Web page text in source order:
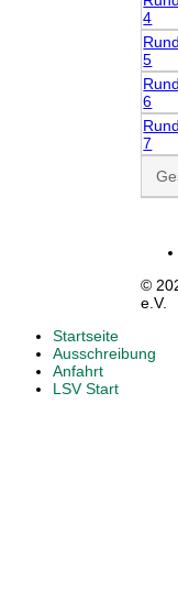
4
5
6
7
©
e.V.
Startseite
Ausschreibung
Anfahrt
LSV Start